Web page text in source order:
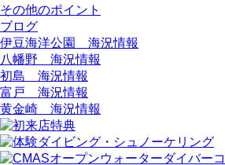
その他のポイント
ブログ
伊豆海洋公園 海況情報
八幡野 海況情報
初島 海況情報
富戸 海況情報
黄金崎 海況情報